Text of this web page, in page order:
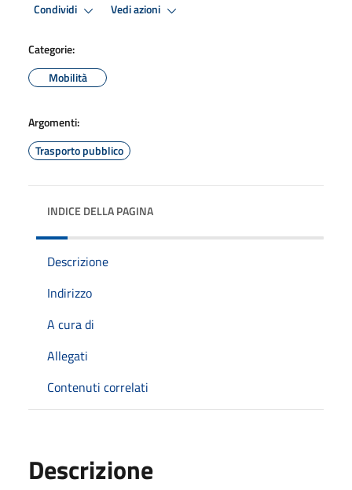
Condividi Vedi azioni
Categorie:
Mobilità
Argomenti:
Trasporto pubblico
INDICE DELLA PAGINA
Descrizione
Indirizzo
A cura di
Allegati
Contenuti correlati
Descrizione